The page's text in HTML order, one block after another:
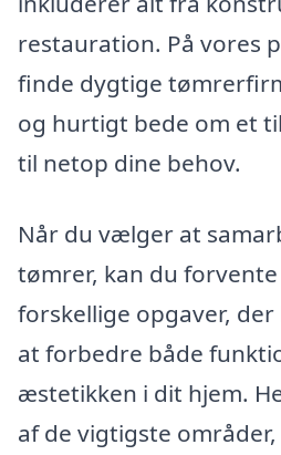
restauration. På vores
finde dygtige
og hurtigt bede om et
til netop dine behov.
Når du vælger at
tømrer, kan du
forskellige opgaver,
at forbedre både
æstetikken i dit hjem.
af de vigtigste